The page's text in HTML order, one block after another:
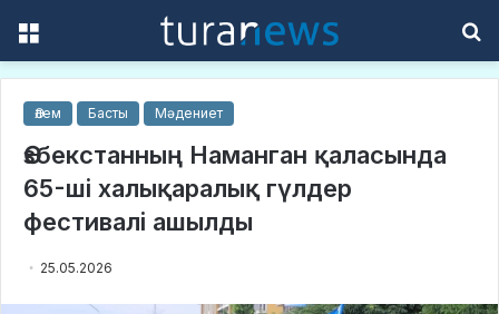
Әлем Басты Мәдениет
Өзбекстанның Наманган қаласында
65-ші халықаралық гүлдер
фестивалі ашылды
25.05.2026